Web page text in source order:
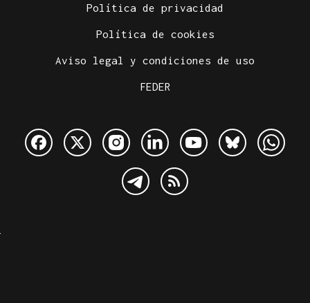
Política de privacidad
Política de cookies
Aviso legal y condiciones de uso
FEDER